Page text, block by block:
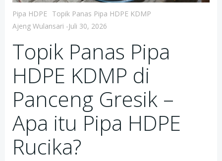
Pipa HDPE Topik Panas Pipa HDPE KDMP
Ajeng Wulansari -Juli 30, 2026
Topik Panas Pipa
HDPE KDMP di
Panceng Gresik –
Apa itu Pipa HDPE
Rucika?